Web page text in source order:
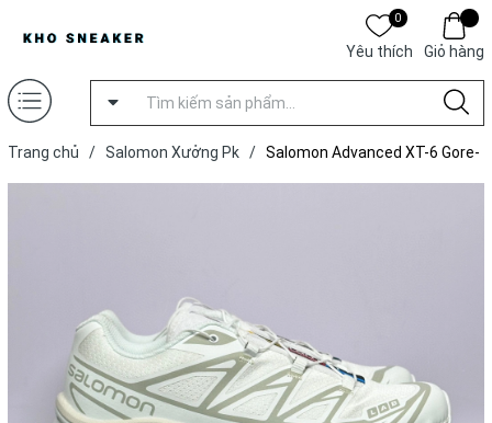
0
Yêu thích Giỏ hàng
Trang chủ / Salomon Xưởng Pk / Salomon Advanced XT-6 Gore-